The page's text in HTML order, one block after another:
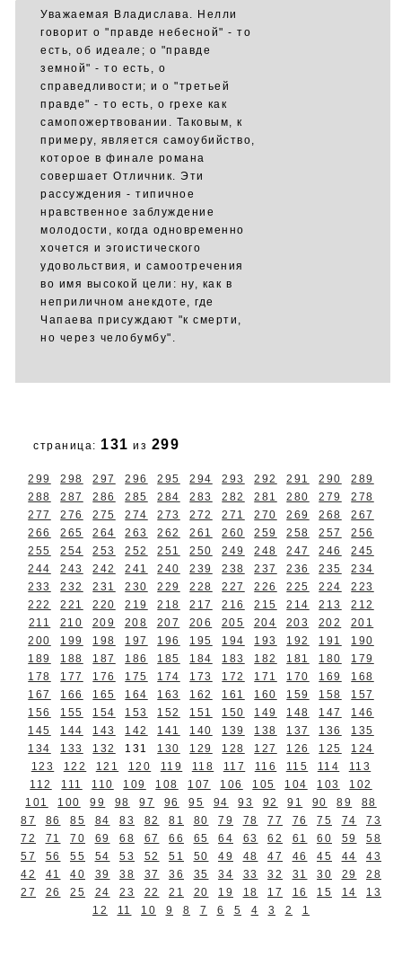
Уважаемая Владислава. Нелли
говорит о "правде небесной" - то
есть, об идеале; о "правде
земной" - то есть, о
справедливости; и о "третьей
правде" - то есть, о грехе как
самопожертвовании. Таковым, к
примеру, является самоубийство,
которое в финале романа
совершает Отличник. Эти
рассуждения - типичное
нравственное заблуждение
молодости, когда одновременно
хочется и эгоистического
удовольствия, и самоотречения
во имя высокой цели: ну, как в
неприличном анекдоте, где
Чапаева присуждают "к смерти,
но через челобумбу".
страница: 131 из 299
299 298 297 296 295 294 293 292 291 290
289
288
287 286 285 284 283 282 281 280 279
278
277
276 275 274 273 272 271 270 269 268
267
266
265 264 263 262 261 260 259 258 257
256
255
254 253 252 251 250 249 248 247 246
245
244
243 242 241 240 239 238 237 236 235
234
233
232 231 230 229 228 227 226 225 224
223
222
221 220 219 218 217 216 215 214 213
212
211
210 209 208 207 206 205 204 203 202
201
200
199 198 197 196 195 194 193 192 191
190
189
188 187 186 185 184 183 182 181 180
179
178
177 176 175 174 173 172 171 170 169
168
167
166 165 164 163 162 161 160 159 158
157
156
155 154 153 152 151 150 149 148 147
146
145
144 143 142 141 140 139 138 137 136
135
134
133 132 131 130 129 128 127 126 125
124
123
122 121 120 119 118 117 116 115 114
113
112
111 110 109 108 107 106 105 104 103
102
101
100 99 98 97 96 95 94 93 92 91 90 89
88
87
86 85 84 83 82 81 80 79 78 77 76 75 74
73
72
71 70 69 68 67 66 65 64 63 62 61 60 59
58
57
56 55 54 53 52 51 50 49 48 47 46 45 44
43
42
41 40 39 38 37 36 35 34 33 32 31 30 29
28
27
26 25 24 23 22 21 20 19 18 17 16 15 14
13
12
11 10 9 8 7 6 5 4 3 2 1